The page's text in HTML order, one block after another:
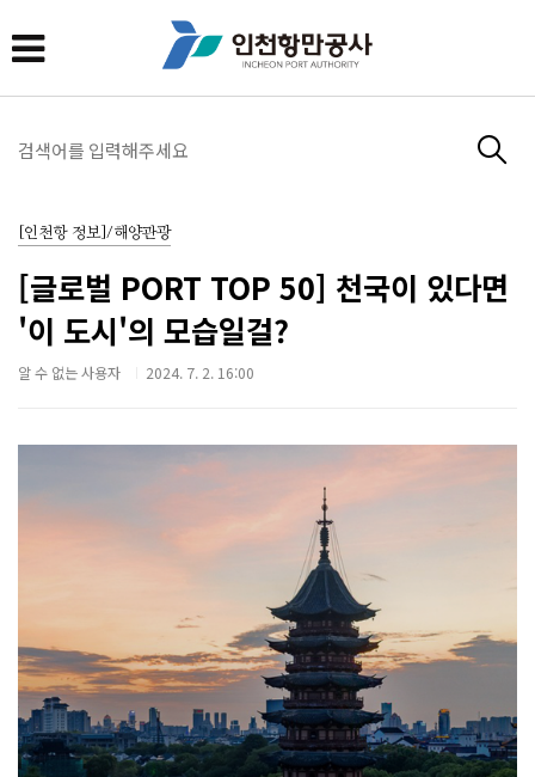
[인천항 정보]/해양관광
[글로벌 PORT TOP 50] 천국이 있다면
'이 도시'의 모습일걸?
알 수 없는 사용자 2024. 7. 2. 16:00